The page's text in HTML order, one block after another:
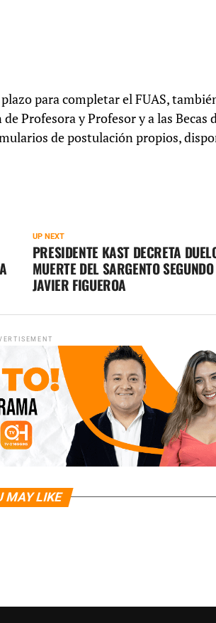
para completar el FUAS,
Profesora y Profesor y a las Becas
de postulación propios,
UP NEXT
PRESIDENTE KAST DECRETA
MUERTE DEL SARGENTO SEGUNDO
JAVIER FIGUEROA
MAY LIKE